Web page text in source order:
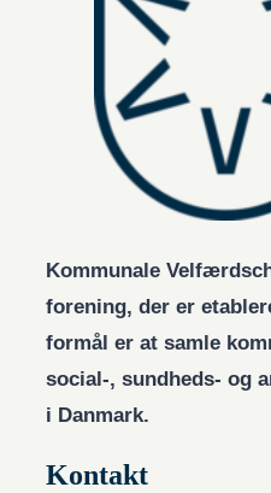
Kommunale
forening, der er
formål er at samle
social-, sundheds- og
i Danmark.
Kontakt